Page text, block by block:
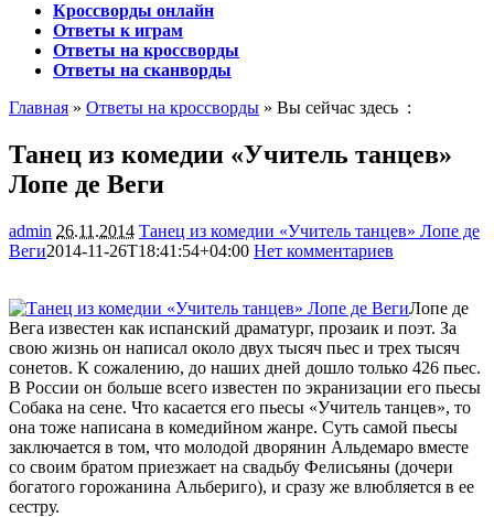
Кроссворды онлайн
Ответы к играм
Ответы на кроссворды
Ответы на сканворды
Главная » Ответы на кроссворды » Вы сейчас здесь :
Танец из комедии «Учитель танцев»
Лопе де Веги
admin 26.11.2014 Танец из комедии «Учитель танцев» Лопе де
Веги2014-11-26T18:41:54+04:00 Нет комментариев
Лопе де
Вега известен как испанский драматург, прозаик и поэт. За
свою жизнь он написал около двух тысяч пьес и трех тысяч
сонетов. К сожалению, до наших дней дошло только 426 пьес.
В России он больше всего известен по экранизации его пьесы
Собака на сене. Что касается его пьесы «Учитель танцев», то
она тоже написана в комедийном жанре. Суть самой пьесы
заключается в том, что молодой дворянин Альдемаро вместе
со своим братом приезжает на свадьбу Фелисьяны (дочери
богатого горожанина Альбериго), и сразу же влюбляется в ее
сестру.